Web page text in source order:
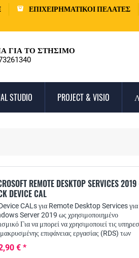
ΕΠΙΧΕΙΡΗΜΑΤΙΚΟΊ ΠΕΛΆΤΕΣ
ΓΙΑ ΤΟ ΣΤΉΣΙΜΟ
STUDIO PROJECT & VISIO
REMOTE DESKTOP SERVICES
DEVICE CAL
CALs για Remote Desktop Services για
Server 2019 ως χρησιμοποιημένο
Για να μπορεί να χρησιμοποιεί τις
επιφάνειας εργασίας (RDS) των
€ *